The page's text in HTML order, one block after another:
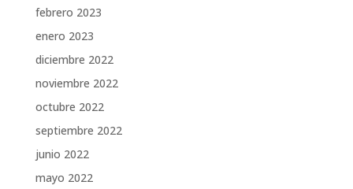
febrero 2023
enero 2023
diciembre 2022
noviembre 2022
octubre 2022
septiembre 2022
junio 2022
mayo 2022